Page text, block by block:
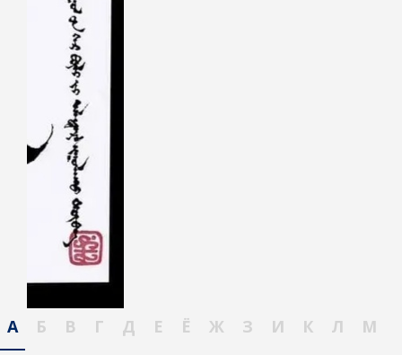
А Б В Г Д Е Ё Ж З И К Л
М